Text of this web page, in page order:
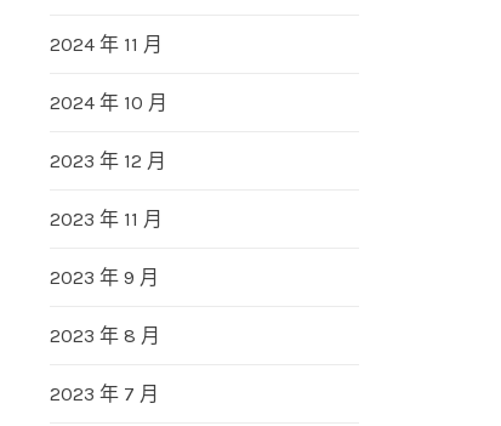
2024 年 11 月
2024 年 10 月
2023 年 12 月
2023 年 11 月
2023 年 9 月
2023 年 8 月
2023 年 7 月